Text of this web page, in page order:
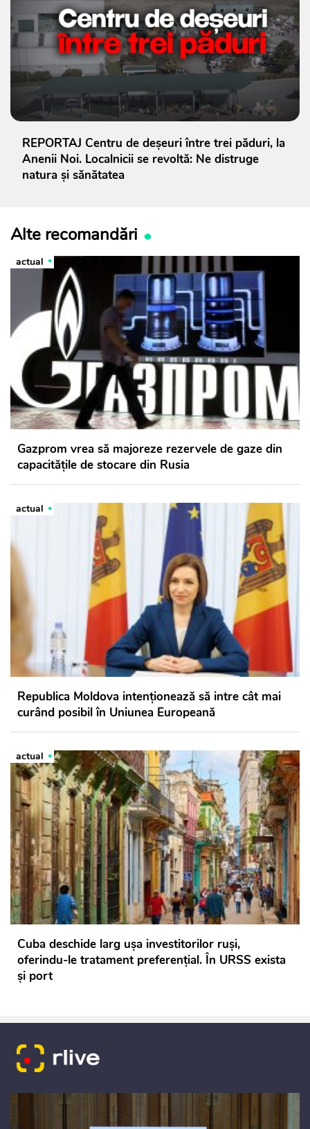
REPORTAJ Centru de deșeuri între trei păduri, la
Anenii Noi. Localnicii se revoltă: Ne distruge
natura și sănătatea
Alte recomandări
actual
Gazprom vrea să majoreze rezervele de gaze din
capacitățile de stocare din Rusia
actual
Republica Moldova intenționează să intre cât mai
curând posibil în Uniunea Europeană
actual
Cuba deschide larg ușa investitorilor ruși,
oferindu-le tratament preferențial. În URSS exista
și port